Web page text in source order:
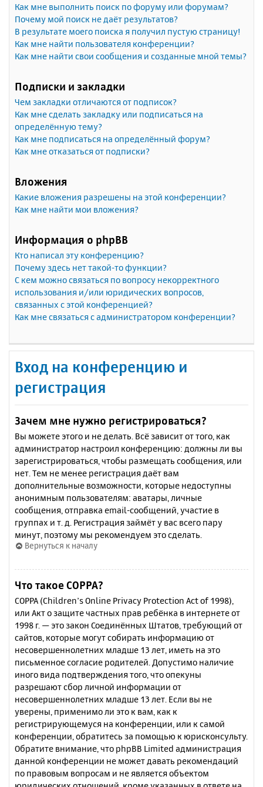
Как мне выполнить поиск по форуму или форумам?
Почему мой поиск не даёт результатов?
В результате моего поиска я получил пустую страницу!
Как мне найти пользователя конференции?
Как мне найти свои сообщения и созданные мной темы?
Подписки и закладки
Чем закладки отличаются от подписок?
Как мне сделать закладку или подписаться на
определённую тему?
Как мне подписаться на определённый форум?
Как мне отказаться от подписки?
Вложения
Какие вложения разрешены на этой конференции?
Как мне найти мои вложения?
Информация о phpBB
Кто написал эту конференцию?
Почему здесь нет такой-то функции?
С кем можно связаться по вопросу некорректного
использования и/или юридических вопросов,
связанных с этой конференцией?
Как мне связаться с администратором конференции?
Вход на конференцию и
регистрация
Зачем мне нужно регистрироваться?
Вы можете этого и не делать. Всё зависит от того, как
администратор настроил конференцию: должны ли вы
зарегистрироваться, чтобы размещать сообщения, или
нет. Тем не менее регистрация даёт вам
дополнительные возможности, которые недоступны
анонимным пользователям: аватары, личные
сообщения, отправка email-сообщений, участие в
группах и т. д. Регистрация займёт у вас всего пару
минут, поэтому мы рекомендуем это сделать.
Вернуться к началу
Что такое COPPA?
COPPA (Children’s Online Privacy Protection Act of 1998),
или Акт о защите частных прав ребёнка в интернете от
1998 г. — это закон Соединённых Штатов, требующий от
сайтов, которые могут собирать информацию от
несовершеннолетних младше 13 лет, иметь на это
письменное согласие родителей. Допустимо наличие
иного вида подтверждения того, что опекуны
разрешают сбор личной информации от
несовершеннолетних младше 13 лет. Если вы не
уверены, применимо ли это к вам, как к
регистрирующемуся на конференции, или к самой
конференции, обратитесь за помощью к юрисконсульту.
Обратите внимание, что phpBB Limited администрация
данной конференции не может давать рекомендаций
по правовым вопросам и не является объектом